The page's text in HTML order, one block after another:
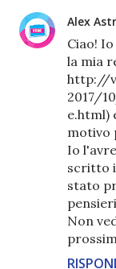
Alex
Ciao!
la mia
http://
2017/
e.html)
motivo
Io
scritto
stato
Non